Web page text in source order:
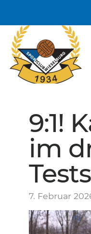
9:1!
im
7. Februar